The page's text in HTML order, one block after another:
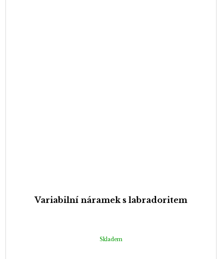
Variabilní náramek s labradoritem
Skladem